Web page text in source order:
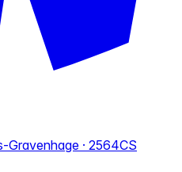
Gravenhage · 2564CS